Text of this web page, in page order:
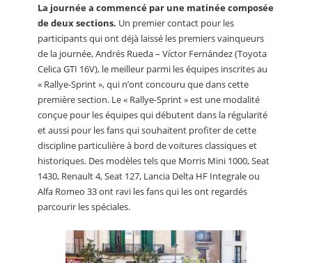
La journée a commencé par une matinée composée
de deux sections. Un premier contact pour les
participants qui ont déjà laissé les premiers vainqueurs
de la journée, Andrés Rueda – Víctor Fernández (Toyota
Celica GTI 16V), le meilleur parmi les équipes inscrites au
« Rallye-Sprint », qui n’ont concouru que dans cette
première section. Le « Rallye-Sprint » est une modalité
conçue pour les équipes qui débutent dans la régularité
et aussi pour les fans qui souhaitent profiter de cette
discipline particulière à bord de voitures classiques et
historiques. Des modèles tels que Morris Mini 1000, Seat
1430, Renault 4, Seat 127, Lancia Delta HF Integrale ou
Alfa Romeo 33 ont ravi les fans qui les ont regardés
parcourir les spéciales.